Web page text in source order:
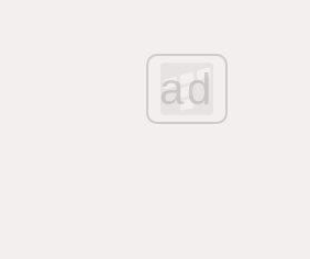
ad